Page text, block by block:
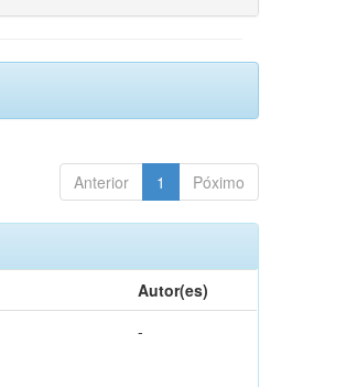
Anterior 1 Póximo
Autor(es)
-